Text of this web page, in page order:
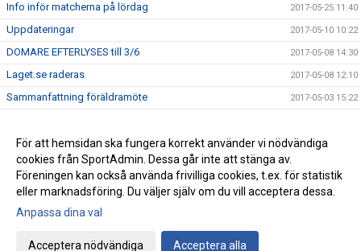
Info inför matcherna på lördag 2017-05-25 11:40
Uppdateringar 2017-05-10 10:22
DOMARE EFTERLYSES till 3/6 2017-05-08 14:30
Laget.se raderas 2017-05-08 12:10
Sammanfattning föräldramöte 2017-05-03 15:22
Fotbollsskola 2017-05-03 13:34
Ny hemsida 2017-05-02 21:43
Gå till Webbversion
För att hemsidan ska fungera korrekt använder vi nödvändiga
cookies från SportAdmin. Dessa går inte att stänga av.
Föreningen kan också använda frivilliga cookies, t.ex. för statistik
eller marknadsföring. Du väljer själv om du vill acceptera dessa.
Anpassa dina val
Acceptera nödvändiga Acceptera alla